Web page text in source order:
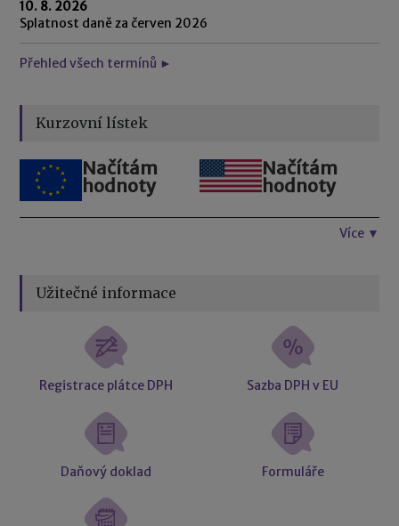
10. 8. 2026
Splatnost daně za červen 2026
Přehled všech termínů ►
Kurzovní lístek
Načítám
hodnoty
Načítám
hodnoty
Více ▼
Užitečné informace
Registrace plátce DPH Sazba DPH v EU
Daňový doklad Formuláře